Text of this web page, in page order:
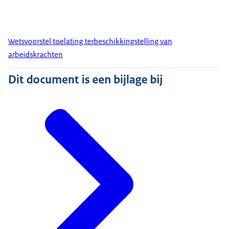
Wetsvoorstel toelating terbeschikkingstelling van
arbeidskrachten
Dit document is een bijlage bij